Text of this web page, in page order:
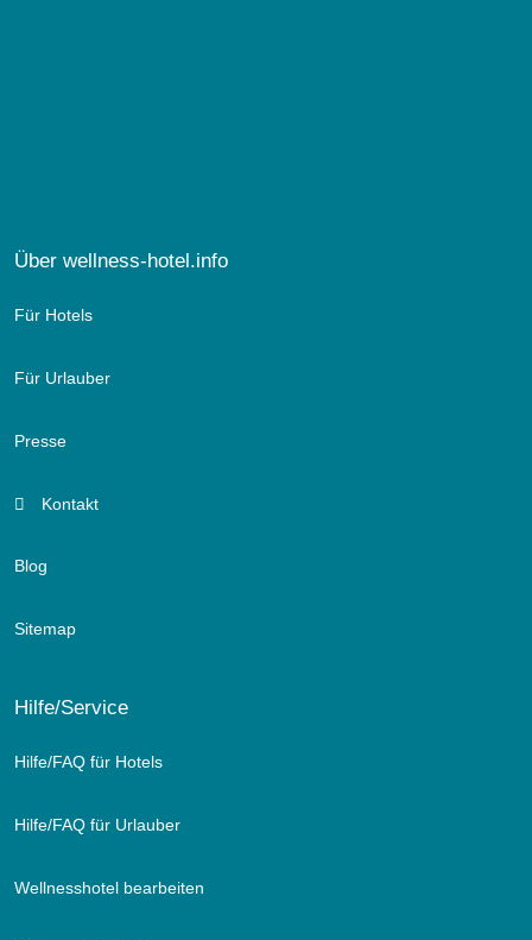
Über wellness-hotel.info
Für Hotels
Für Urlauber
Presse
Kontakt
Blog
Sitemap
Hilfe/Service
Hilfe/FAQ für Hotels
Hilfe/FAQ für Urlauber
Wellnesshotel bearbeiten